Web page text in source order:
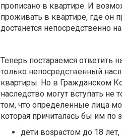
прописано в квартире. И
проживать в квартире, где он
достанется непосредственно
Теперь постараемся ответить
только непосредственный
квартиры. Но в Гражданском
наследство могут вступать не
том, что определенные лица
которая причиталась бы им по
дети возрастом до 18